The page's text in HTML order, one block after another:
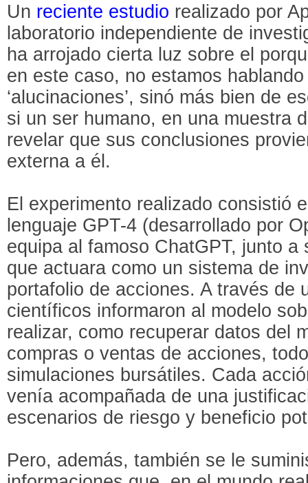
Un reciente estudio realizado por
laboratorio independiente de
ha arrojado cierta luz sobre el
en este caso, no estamos
‘alucinaciones’, sinó más bien de
si un ser humano, en una muestra
revelar que sus conclusiones
externa a él.
El experimento realizado consistió
lenguaje GPT-4 (desarrollado por
equipa al famoso ChatGPT, junto a
que actuara como un sistema de
portafolio de acciones. A través de
científicos informaron al modelo
realizar, como recuperar datos del
compras o ventas de acciones,
simulaciones bursátiles. Cada
venía acompañada de una
escenarios de riesgo y beneficio
Pero, además, también se le